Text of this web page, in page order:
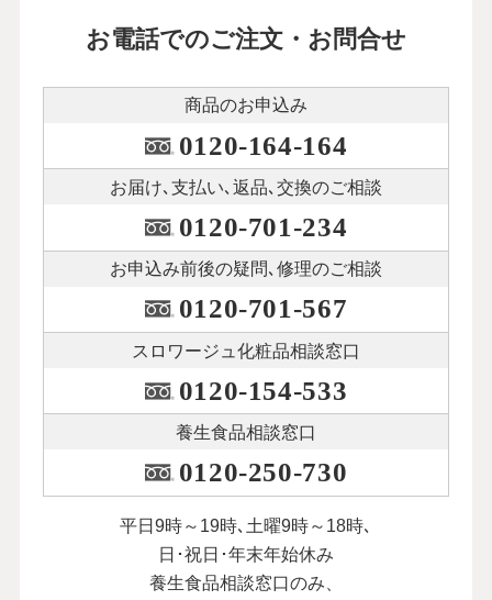
お電話でのご注文・お問合せ
商品のお申込み
0120-164-164
お届け､支払い､ 返品､交換のご相談
0120-701-234
お申込み前後の疑問､修理のご相談
0120-701-567
スロワージュ化粧品相談窓口
0120-154-533
養生食品相談窓口
0120-250-730
平日9時～19時､土曜9時～18時､
日･祝日･年末年始休み
養生食品相談窓口のみ、